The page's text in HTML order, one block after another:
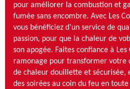
pour améliorer la combustion et
fumée sans encombre. Avec Les
vous bénéficiez d’un service de
passion, pour que la chaleur de
son apogée. Faites confiance à Les
ramonage pour transformer votre
de chaleur douillette et sécurisée,
des soirées au coin du feu en